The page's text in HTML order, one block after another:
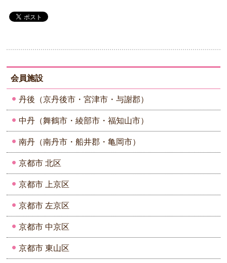
会員施設
丹後（京丹後市・宮津市・与謝郡）
中丹（舞鶴市・綾部市・福知山市）
南丹（南丹市・船井郡・亀岡市）
京都市 北区
京都市 上京区
京都市 左京区
京都市 中京区
京都市 東山区